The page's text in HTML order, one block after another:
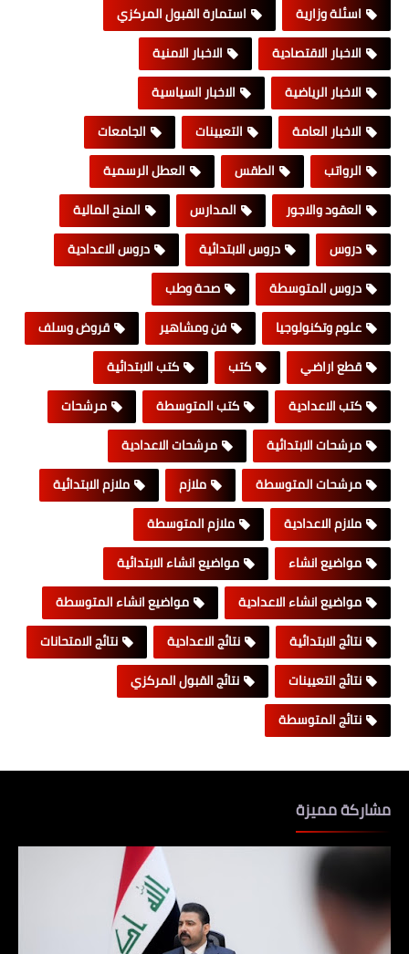
اسئلة وزارية
استمارة القبول المركزي
الاخبار الاقتصادية
الاخبار الامنية
الاخبار الرياضية
الاخبار السياسية
الاخبار العامة
التعيينات
الجامعات
الرواتب
الطقس
العطل الرسمية
العقود والاجور
المدارس
المنح المالية
دروس
دروس الابتدائية
دروس الاعدادية
دروس المتوسطة
صحة وطب
علوم وتكنولوجيا
فن ومشاهير
قروض وسلف
قطع اراضي
كتب
كتب الابتدائية
كتب الاعدادية
كتب المتوسطة
مرشحات
مرشحات الابتدائية
مرشحات الاعدادية
مرشحات المتوسطة
ملازم
ملازم الابتدائية
ملازم الاعدادية
ملازم المتوسطة
مواضيع انشاء
مواضيع انشاء الابتدائية
مواضيع انشاء الاعدادية
مواضيع انشاء المتوسطة
نتائج الابتدائية
نتائج الاعدادية
نتائج الامتحانات
نتائج التعيينات
نتائج القبول المركزي
نتائج المتوسطة
مشاركة مميزة